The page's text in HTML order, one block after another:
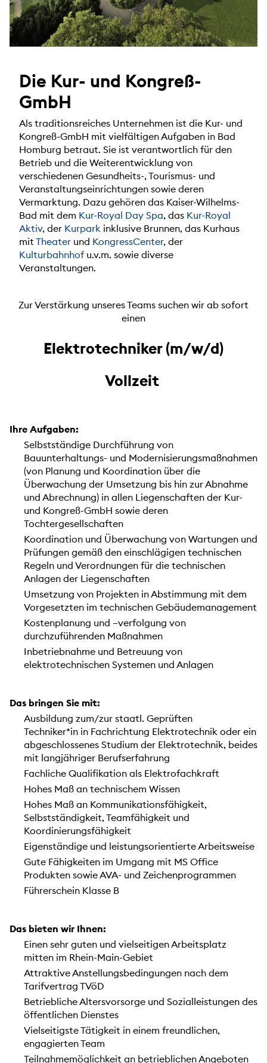
Die Kur- und Kongreß-
GmbH
Als traditionsreiches Unternehmen ist die Kur- und
Kongreß-GmbH mit vielfältigen Aufgaben in Bad
Homburg betraut. Sie ist verantwortlich für den
Betrieb und die Weiterentwicklung von
verschiedenen Gesundheits-, Tourismus- und
Veranstaltungseinrichtungen sowie deren
Vermarktung. Dazu gehören das Kaiser-Wilhelms-
Bad mit dem Kur-Royal Day Spa, das Kur-Royal
Aktiv, der Kurpark inklusive Brunnen, das Kurhaus
mitTheater und KongressCenter, der
Kulturbahnhofu.v.m. sowie diverse
Veranstaltungen.
Zur Verstärkung unseres Teams suchen wir ab sofort
einen
Elektrotechniker (m/w/d)
Vollzeit
Ihre Aufgaben:
Selbstständige Durchführung von
Bauunterhaltungs- und Modernisierungsmaßnahmen
(von Planung und Koordination über die
Überwachung der Umsetzung bis hin zur Abnahme
und Abrechnung) in allen Liegenschaften der Kur-
und Kongreß-GmbH sowie deren
Tochtergesellschaften
Koordination und Überwachung von Wartungen und
Prüfungen gemäß den einschlägigen technischen
Regeln und Verordnungen für die technischen
Anlagen der Liegenschaften
Umsetzung von Projekten in Abstimmung mit dem
Vorgesetzten im technischen Gebäudemanagement
Kostenplanung und –verfolgung von
durchzuführenden Maßnahmen
Inbetriebnahme und Betreuung von
elektrotechnischen Systemen und Anlagen
Das bringen Sie mit:
Ausbildung zum/zur staatl. Geprüften
Techniker*in in Fachrichtung Elektrotechnik oder ein
abgeschlossenes Studium der Elektrotechnik, beides
mit langjähriger Berufserfahrung
Fachliche Qualifikation als Elektrofachkraft
Hohes Maß an technischem Wissen
Hohes Maß an Kommunikationsfähigkeit,
Selbstständigkeit, Teamfähigkeit und
Koordinierungsfähigkeit
Eigenständige und leistungsorientierte Arbeitsweise
Gute Fähigkeiten im Umgang mit MS Office
Produkten sowie AVA- und Zeichenprogrammen
Führerschein Klasse B
Das bieten wir Ihnen:
Einen sehr guten und vielseitigen Arbeitsplatz
mitten im Rhein-Main-Gebiet
Attraktive Anstellungsbedingungen nach dem
Tarifvertrag TVöD
Betriebliche Altersvorsorge und Sozialleistungen des
öffentlichen Dienstes
Vielseitigste Tätigkeit in einem freundlichen,
engagierten Team
Teilnahmemöglichkeit an betrieblichen Angeboten